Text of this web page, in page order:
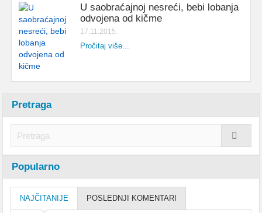
U saobraćajnoj nesreći, bebi lobanja
odvojena od kičme
17.11.2015.
Pročitaj više...
Pretraga
Popularno
NAJČITANIJE POSLEDNJI KOMENTARI